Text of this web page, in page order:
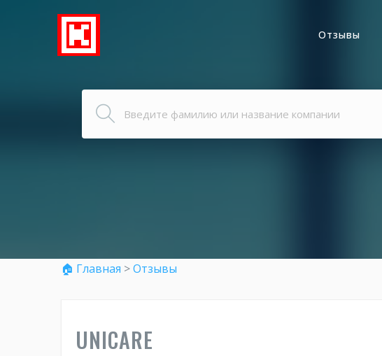
Отзывы
🏠 Главная >Отзывы
UNICARE